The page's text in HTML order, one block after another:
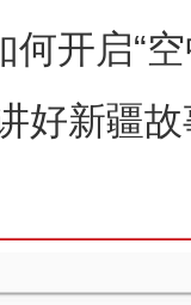
何开启“
好新疆